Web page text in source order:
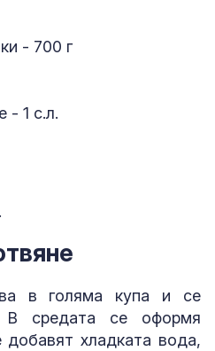
- 700 г
- 1 с.л.
в голяма купа и се
В средата се оформя
добавят хладката вода,